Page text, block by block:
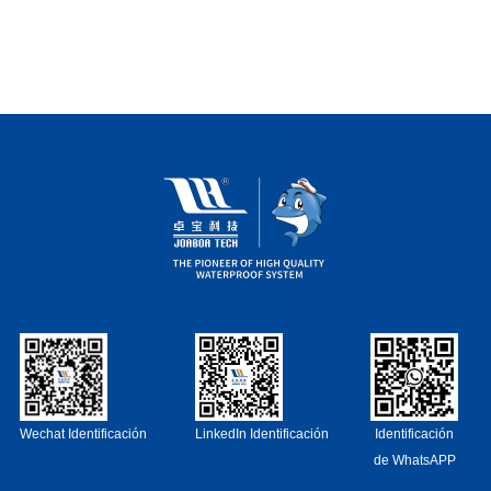
Wechat Identificación LinkedIn Identificación
Identificación
de WhatsAPP